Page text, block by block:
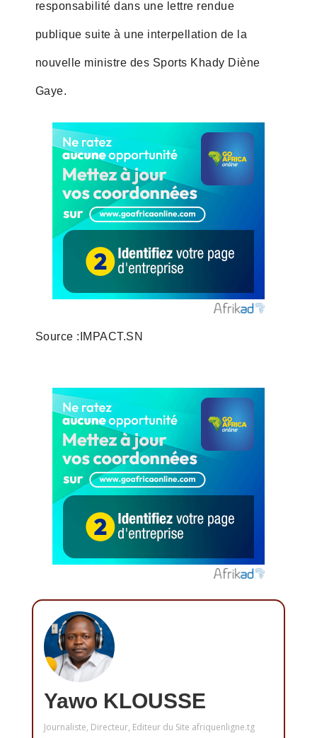
responsabilité dans une lettre rendue
publique suite à une interpellation de la
nouvelle ministre des Sports Khady Diène
Gaye.
Source :IMPACT.SN
Yawo KLOUSSE
Journaliste, Directeur, Editeur du Site afriquenligne.tg